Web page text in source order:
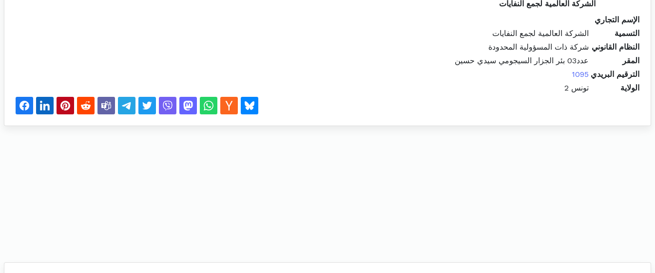
الشركة العالمية لجمع النفايات
الإسم التجاري
التسمية
الشركة العالمية لجمع النفايات
النظام القانوني شركة ذات المسؤولية المحدودة
المقر
عدد03 بئر الجزار السيجومي سيدي حسين
الترقيم البريدي 1095
الولاية
تونس 2